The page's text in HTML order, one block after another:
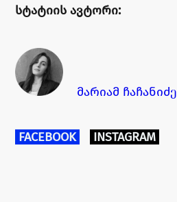
სტატიის ავტორი:
მარიამ ჩაჩანიძე
FACEBOOK INSTAGRAM